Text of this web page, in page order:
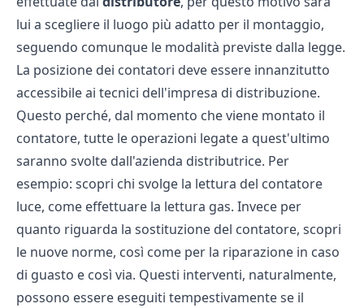
lui a scegliere il luogo più adatto per il montaggio,
seguendo comunque le modalità previste dalla legge.
La posizione dei contatori deve essere innanzitutto
accessibile ai tecnici dell'impresa di distribuzione.
Questo perché, dal momento che viene montato il
contatore, tutte le operazioni legate a quest'ultimo
saranno svolte dall'azienda distributrice. Per
esempio: scopri chi svolge la lettura del contatore
luce, come effettuare la lettura gas. Invece per
quanto riguarda la sostituzione del contatore, scopri
le nuove norme, così come per la riparazione in caso
di guasto e così via. Questi interventi, naturalmente,
possono essere eseguiti tempestivamente se il